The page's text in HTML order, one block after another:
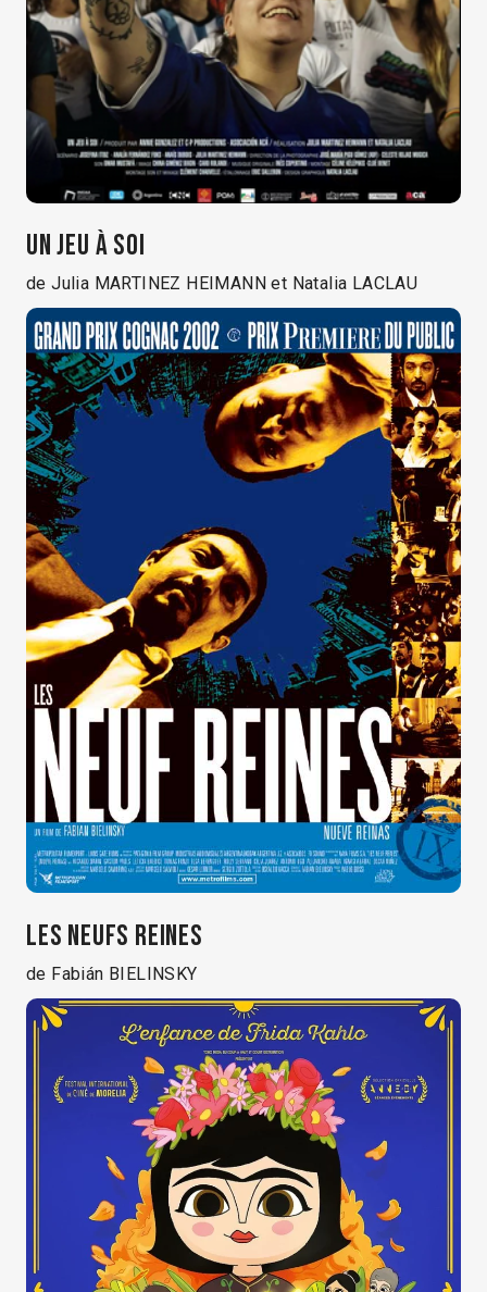
UN JEU À SOI
de Julia MARTINEZ HEIMANN et Natalia LACLAU
LES NEUFS REINES
de Fabián BIELINSKY